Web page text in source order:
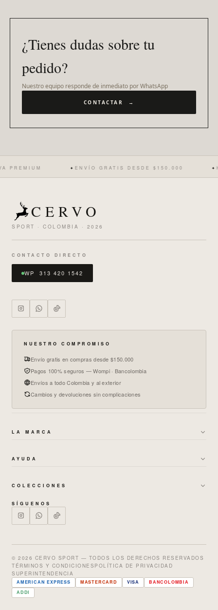
¿Tienes dudas sobre tu
pedido?
Nuestro equipo responde de inmediato por WhatsApp
CONTACTAR →
PREMIUM ENVÍO GRATIS DESDE $150.000
CERVO
SPORT · COLOMBIA · 2026
CONTACTO DIRECTO
WP 313 420 1542
NUESTRO COMPROMISO
Envío gratis en compras desde $150.000
Pagos 100% seguros — Wompi · Bancolombia
Envíos a todo Colombia y al exterior
Cambios y devoluciones sin complicaciones
LA MARCA
GARANTÍAS Y CAMBIOS →
TRABAJA CON NOSOTROS
AYUDA
CAMBIOS Y DEVOLUCIONES →
PREGUNTAS FRECUENTES
NUESTRAS TIENDAS
GUÍA DE TALLAS →
COLECCIONES
HOMBRE
SALE % OFF
SÍGUENOS
© 2026 CERVO SPORT — TODOS LOS DERECHOS RESERVADOS
TÉRMINOS Y CONDICIONES POLÍTICA DE PRIVACIDAD
SUPERINTENDENCIA
AMERICAN EXPRESS MASTERCARD VISA
BANCOLOMBIA
ADDI